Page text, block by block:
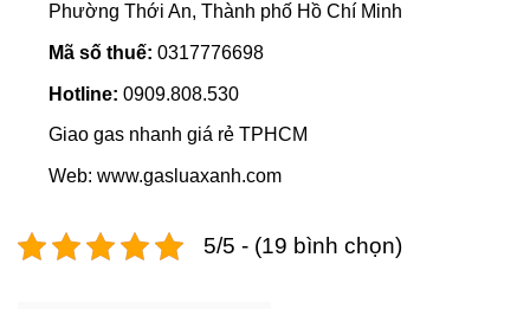
Phường Thới An, Thành phố Hồ Chí Minh
Mã số thuế: 0317776698
Hotline: 0909.808.530
Giao gas nhanh giá rẻ TPHCM
Web: www.gasluaxanh.com
5/5 - (19 bình chọn)